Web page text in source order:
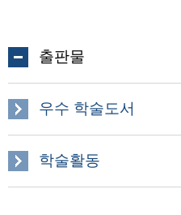
출판물
우수 학술도서
학술활동